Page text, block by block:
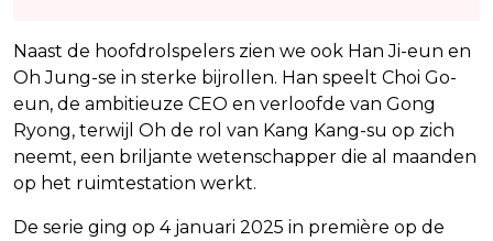
Naast de hoofdrolspelers zien we ook Han Ji-eun en
Oh Jung-se in sterke bijrollen. Han speelt Choi Go-
eun, de ambitieuze CEO en verloofde van Gong
Ryong, terwijl Oh de rol van Kang Kang-su op zich
neemt, een briljante wetenschapper die al maanden
op het ruimtestation werkt.
De serie ging op 4 januari 2025 in première op de